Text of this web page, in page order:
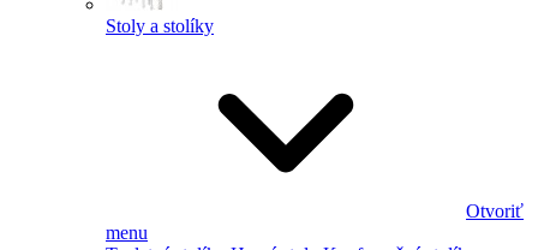
Stoly a stolíky
Otvoriť
menu